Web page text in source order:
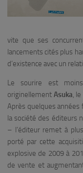
vite que ses
lancements cités plus
d’existence avec un
Le sourire est
originellement Asuka,
Après quelques années
la société des éditeurs
– l’éditeur remet à
porté par cette
explosive de 2009 à
de vente et